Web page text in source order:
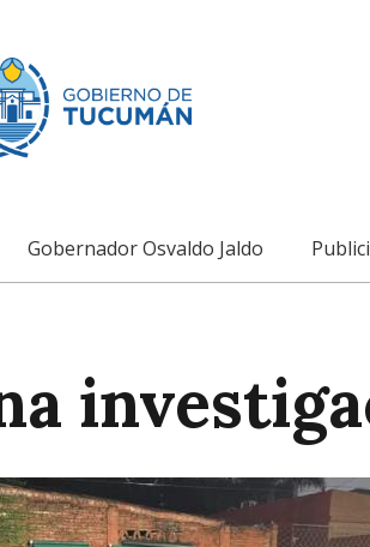
Gobernador Osvaldo Jaldo